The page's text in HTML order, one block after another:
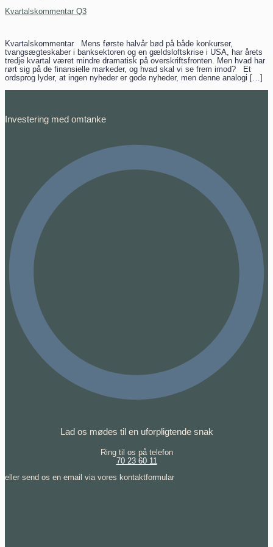
Kvartalskommentar Q3
Kvartalskommentar Mens første halvår bød på både konkurser,
tvangsægteskaber i banksektoren og en gældsloftskrise i USA, har årets
tredje kvartal været mindre dramatisk på overskriftsfronten. Men hvad har
rørt sig på de finansielle markeder, og hvad skal vi se frem imod? Et
ordsprog lyder, at ingen nyheder er gode nyheder, men denne analogi […]
Investering med omtanke
Lad os mødes til en uforpligtende snak
Ring til os på telefon
70 23 60 11
eller send os en email via vores kontaktformular